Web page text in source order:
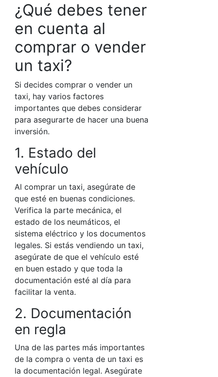
¿Qué debes tener
en cuenta al
comprar o vender
un taxi?
Si decides comprar o vender un
taxi, hay varios factores
importantes que debes considerar
para asegurarte de hacer una buena
inversión.
1. Estado del
vehículo
Al comprar un taxi, asegúrate de
que esté en buenas condiciones.
Verifica la parte mecánica, el
estado de los neumáticos, el
sistema eléctrico y los documentos
legales. Si estás vendiendo un taxi,
asegúrate de que el vehículo esté
en buen estado y que toda la
documentación esté al día para
facilitar la venta.
2. Documentación
en regla
Una de las partes más importantes
de la compra o venta de un taxi es
la documentación legal. Asegúrate